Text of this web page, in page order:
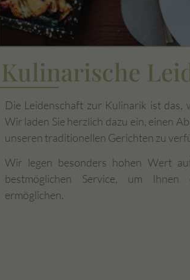
Kulinarische
Die Leidenschaft zur Kulinarik ist das,
Wir laden Sie herzlich dazu ein, einen
unseren traditionellen Gerichten zu
Wir legen besonders hohen Wert
bestmöglichen Service, um Ihnen
ermöglichen.